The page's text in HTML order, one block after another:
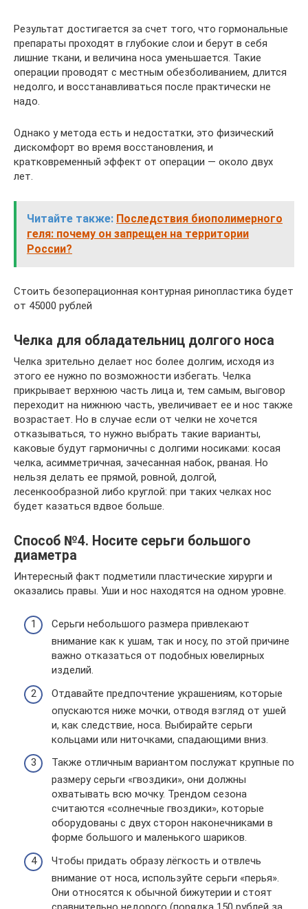
Результат достигается за счет того, что гормональные
препараты проходят в глубокие слои и берут в себя
лишние ткани, и величина носа уменьшается. Такие
операции проводят с местным обезболиванием, длится
недолго, и восстанавливаться после практически не
надо.
Однако у метода есть и недостатки, это физический
дискомфорт во время восстановления, и
кратковременный эффект от операции — около двух
лет.
Читайте также: Последствия биополимерного
геля: почему он запрещен на территории
России?
Стоить безоперационная контурная ринопластика будет
от 45000 рублей
Челка для обладательниц долгого носа
Челка зрительно делает нос более долгим, исходя из
этого ее нужно по возможности избегать. Челка
прикрывает верхнюю часть лица и, тем самым, выговор
переходит на нижнюю часть, увеличивает ее и нос также
возрастает. Но в случае если от челки не хочется
отказываться, то нужно выбрать такие варианты,
каковые будут гармоничны с долгими носиками: косая
челка, асимметричная, зачесанная набок, рваная. Но
нельзя делать ее прямой, ровной, долгой,
лесенкообразной либо круглой: при таких челках нос
будет казаться вдвое больше.
Способ №4. Носите серьги большого
диаметра
Интересный факт подметили пластические хирурги и
оказались правы. Уши и нос находятся на одном уровне.
Серьги небольшого размера привлекают
внимание как к ушам, так и носу, по этой причине
важно отказаться от подобных ювелирных
изделий.
Отдавайте предпочтение украшениям, которые
опускаются ниже мочки, отводя взгляд от ушей
и, как следствие, носа. Выбирайте серьги
кольцами или ниточками, спадающими вниз.
Также отличным вариантом послужат крупные по
размеру серьги «гвоздики», они должны
охватывать всю мочку. Трендом сезона
считаются «солнечные гвоздики», которые
оборудованы с двух сторон наконечниками в
форме большого и маленького шариков.
Чтобы придать образу лёгкость и отвлечь
внимание от носа, используйте серьги «перья».
Они относятся к обычной бижутерии и стоят